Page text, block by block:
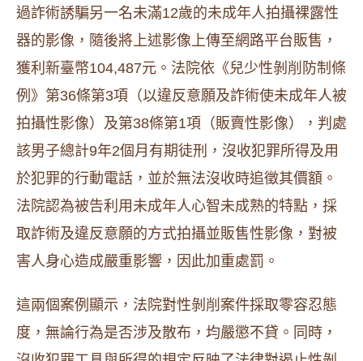
過詐術誘騙另一名未滿12歲的未成年人拍攝裸露性
器的影像，隨後將上述影像上傳至網路平台販售，
獲利新臺幣104,487元。法院依《兒少性剝削防制條
例》第36條第3項（以違反意願及詐術使未成年人被
拍攝性影像）及第38條第1項（販賣性影像），判處
該男子總計9年2個月有期徒刑，沒收犯罪所得及用
於犯罪的行動電話，並於無法沒收時追徵其價額。
法院認為被告利用未成年人心智未成熟的特點，採
取詐術及違反意願的方式拍攝並販售性影像，對被
害人身心造成嚴重影響，因此加重處罰。
這兩個案例顯示，法院對性剝削案件採取零容忍態
度，無論行為是否涉及散布，均嚴懲不貸。同時，